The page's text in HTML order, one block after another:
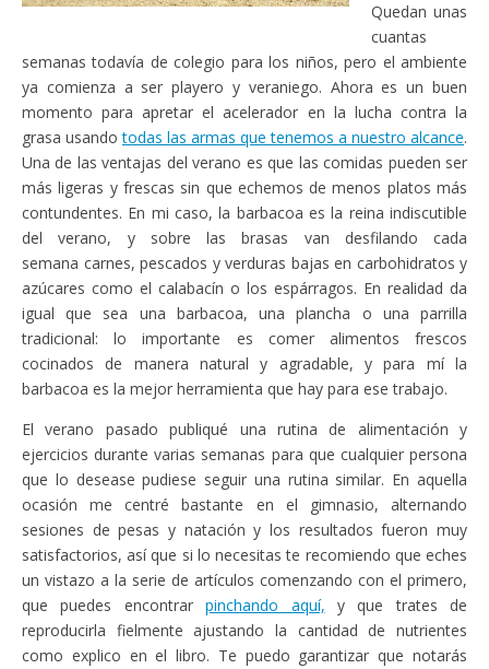
Quedan unas
cuantas
semanas todavía de colegio para los niños, pero el ambiente
ya comienza a ser playero y veraniego. Ahora es un buen
momento para apretar el acelerador en la lucha contra la
grasa usandotodas las armas que tenemos a nuestro alcance.
Una de las ventajas del verano es que las comidas pueden ser
más ligeras y frescas sin que echemos de menos platos más
contundentes. En mi caso, la barbacoa es la reina indiscutible
del verano, y sobre las brasas van desfilando cada
semana carnes, pescados y verduras bajas en carbohidratos y
azúcares como el calabacín o los espárragos. En realidad da
igual que sea una barbacoa, una plancha o una parrilla
tradicional: lo importante es comer alimentos frescos
cocinados de manera natural y agradable, y para mí la
barbacoa es la mejor herramienta que hay para ese trabajo.
El verano pasado publiqué una rutina de alimentación y
ejercicios durante varias semanas para que cualquier persona
que lo desease pudiese seguir una rutina similar. En aquella
ocasión me centré bastante en el gimnasio, alternando
sesiones de pesas y natación y los resultados fueron muy
satisfactorios, así que si lo necesitas te recomiendo que eches
un vistazo a la serie de artículos comenzando con el primero,
que puedes encontrarpinchando aquí, y que trates de
reproducirla fielmente ajustando la cantidad de nutrientes
como explico en el libro. Te puedo garantizar que notarás